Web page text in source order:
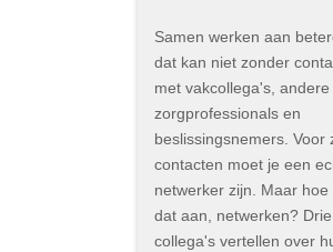
Samen werken aan
dat kan niet zonder
met vakcollega's, andere
zorgprofessionals en
beslissingsnemers. Voor
contacten moet je een
netwerker zijn. Maar hoe
dat aan, netwerken? Drie
collega's vertellen over